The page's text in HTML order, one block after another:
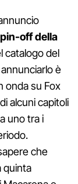
off della
catalogo del
è
onda su Fox
alcuni capitoli
uno tra i
che
quinta